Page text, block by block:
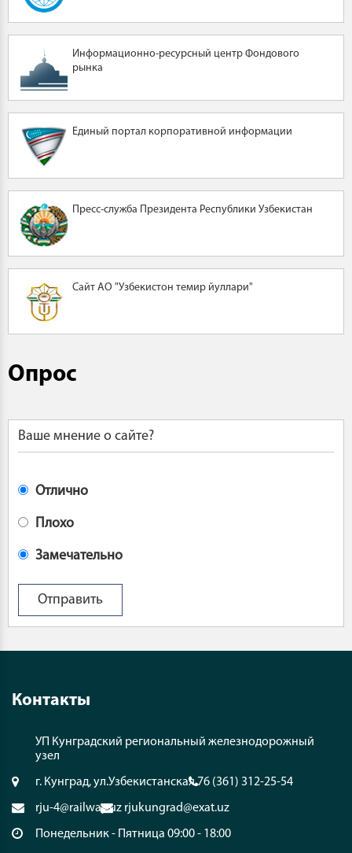
Информационно-ресурсный центр Фондового
рынка
Единый портал корпоративной информации
Пресс-служба Президента Республики Узбекистан
Сайт АО "Узбекистон темир йуллари"
Опрос
Ваше мнение о сайте?
Отлично
Плохо
Замечательно
Контакты
УП Кунградский региональный железнодорожный
узел
г. Кунград, ул.Узбекистанская 76 (361) 312-25-54
rju-4@railway.uz rjukungrad@exat.uz
Понедельник - Пятница 09:00 - 18:00